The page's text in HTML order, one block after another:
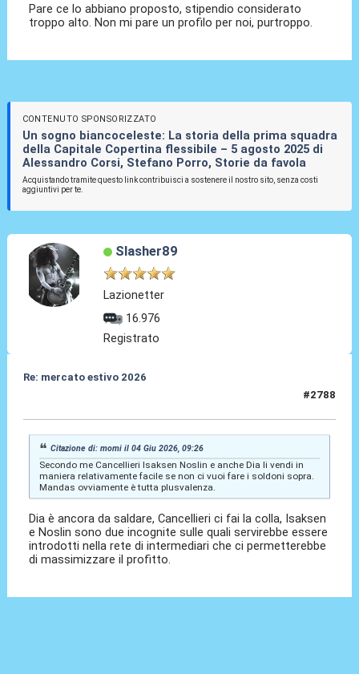
Pare ce lo abbiano proposto, stipendio considerato
troppo alto. Non mi pare un profilo per noi, purtroppo.
CONTENUTO SPONSORIZZATO
Un sogno biancoceleste: La storia della prima squadra
della Capitale Copertina flessibile – 5 agosto 2025 di
Alessandro Corsi, Stefano Porro, Storie da favola
Acquistando tramite questo link contribuisci a sostenere il nostro sito, senza costi
aggiuntivi per te.
Slasher89
Lazionetter
16.976
Registrato
Re: mercato estivo 2026
#2788
Citazione di: momi il 04 Giu 2026, 09:26
Secondo me Cancellieri Isaksen Noslin e anche Dia li vendi in
maniera relativamente facile se non ci vuoi fare i soldoni sopra.
Mandas ovviamente è tutta plusvalenza.
Dia è ancora da saldare, Cancellieri ci fai la colla, Isaksen
e Noslin sono due incognite sulle quali servirebbe essere
introdotti nella rete di intermediari che ci permetterebbe
di massimizzare il profitto.